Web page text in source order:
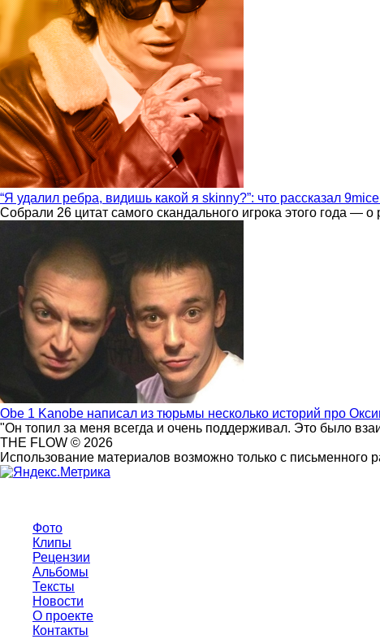
“Я удалил ребра, видишь какой я skinny?”: что рассказал 9mice
Собрали 26 цитат самого скандального игрока этого года
Obe 1 Kanobe написал из тюрьмы несколько историй про
"Он топил за меня всегда и очень поддерживал. Это было
THE FLOW © 2026
Использование материалов возможно только с письменного
Фото
Клипы
Рецензии
Альбомы
Тексты
Новости
О проекте
Контакты